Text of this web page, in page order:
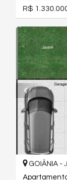
R$
GOIÂNIA -